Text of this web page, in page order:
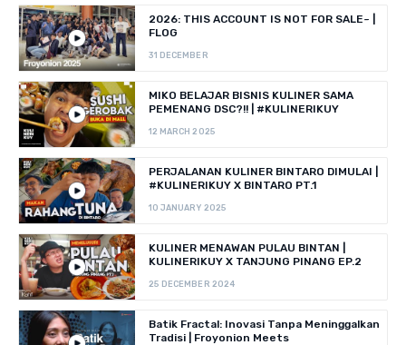
2026: THIS ACCOUNT IS NOT FOR SALE~ |
FLOG
31 DECEMBER
MIKO BELAJAR BISNIS KULINER SAMA
PEMENANG DSC?!! | #KULINERIKUY
12 MARCH 2025
PERJALANAN KULINER BINTARO DIMULAI |
#KULINERIKUY X BINTARO PT.1
10 JANUARY 2025
KULINER MENAWAN PULAU BINTAN |
KULINERIKUY X TANJUNG PINANG EP.2
25 DECEMBER 2024
Batik Fractal: Inovasi Tanpa Meninggalkan
Tradisi | Froyonion Meets